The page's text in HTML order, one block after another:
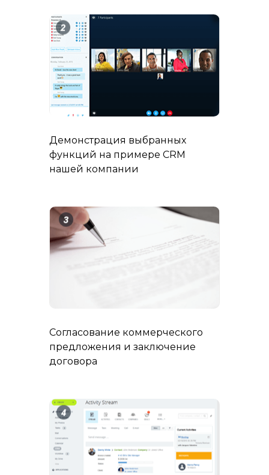
Демонстрация выбранных
функций на примере CRM
нашей компании
Согласование коммерческого
предложения и заключение
договора